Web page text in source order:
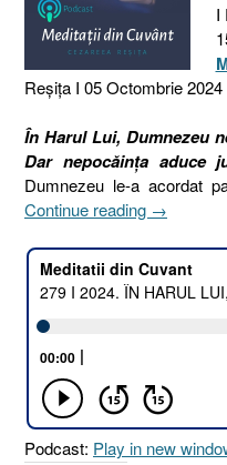
I
Reşiţa I 05 Octombrie 2024
În Harul Lui, Dumnezeu
Dar nepocăința aduce
Dumnezeu le-a acordat
Continue reading „279
2024.
ÎN
HARUL
DĂ
TIMP
DE
→
Podcast: Play in new